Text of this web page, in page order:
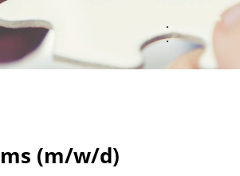
.
.
(m/w/d)